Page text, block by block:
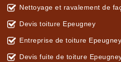
Nettoyage et ravalement de
Devis toiture Epeugney
Entreprise de toiture Epeugney
Devis fuite de toiture